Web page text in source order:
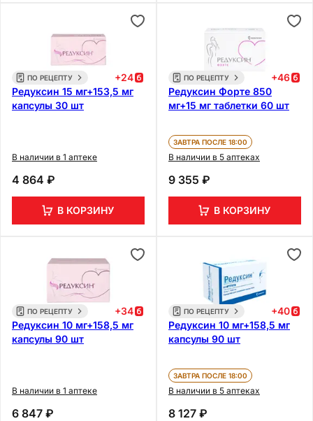
ПО РЕЦЕПТУ +24
Редуксин 15 мг+153,5 мг
капсулы 30 шт
В наличии в 1 аптеке
4 864 ₽
В КОРЗИНУ
ПО РЕЦЕПТУ +46
Редуксин Форте 850
мг+15 мг таблетки 60 шт
ЗАВТРА ПОСЛЕ 18:00
В наличии в 5 аптеках
9 355 ₽
В КОРЗИНУ
ПО РЕЦЕПТУ +34
Редуксин 10 мг+158,5 мг
капсулы 90 шт
В наличии в 1 аптеке
6 847 ₽
ПО РЕЦЕПТУ +40
Редуксин 10 мг+158,5 мг
капсулы 90 шт
ЗАВТРА ПОСЛЕ 18:00
В наличии в 5 аптеках
8 127 ₽